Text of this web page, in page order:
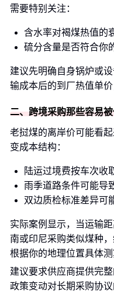
需要特别关注：
含水率对褐煤热值的
硫分含量是否符合你
建议先明确自身锅炉或
输成本后的到厂热值单
二、跨境采购那些容易
老挝煤的离岸价可能看
变成本结构：
陆运过境费按车次收
雨季道路条件可能导
双边质检标准差异可
实际案例显示，当运输
南或印尼采购类似煤种
根据你的地理位置具体测
建议要求供应商提供完
政策变动对长期采购协议